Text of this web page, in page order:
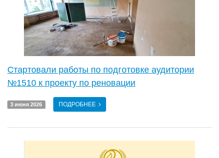
Стартовали работы по подготовке аудитории
№1510 к проекту по реновации
3 июня 2026 ПОДРОБНЕЕ